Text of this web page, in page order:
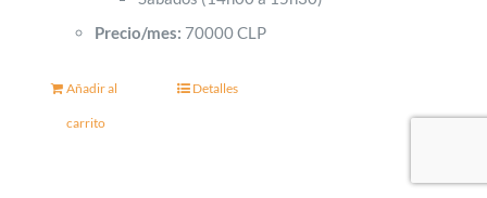
Precio/mes: 70000 CLP
Añadir al
carrito
Detalles